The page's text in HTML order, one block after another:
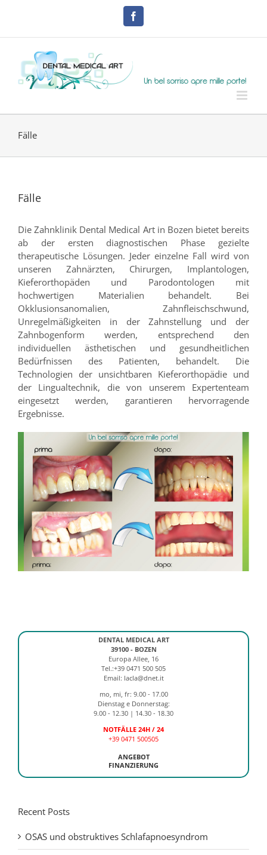
Facebook
Fälle
Fälle
Die Zahnklinik Dental Medical Art in Bozen bietet bereits
ab der ersten diagnostischen Phase gezielte
therapeutische Lösungen. Jeder einzelne Fall wird von
unseren Zahnärzten, Chirurgen, Implantologen,
Kieferorthopäden und Parodontologen mit
hochwertigen Materialien behandelt. Bei
Okklusionsanomalien, Zahnfleischschwund,
Unregelmäßigkeiten in der Zahnstellung und der
Zahnbogenform werden, entsprechend den
individuellen ästhetischen und gesundheitlichen
Bedürfnissen des Patienten, behandelt. Die
Technologien der unsichtbaren Kieferorthopädie und
der Lingualtechnik, die von unserem Expertenteam
eingesetzt werden, garantieren hervorragende
Ergebnisse.
DENTAL MEDICAL ART
39100 - BOZEN
Europa Allee, 16
Tel.:+39 0471 500 505
Email: lacla@dnet.it
mo, mi, fr: 9.00 - 17.00
Dienstag e Donnerstag:
9.00 - 12.30 | 14.30 - 18.30
NOTFÄLLE 24H / 24
+39 0471 500505
ANGEBOT
FINANZIERUNG
Recent Posts
OSAS und obstruktives Schlafapnoesyndrom